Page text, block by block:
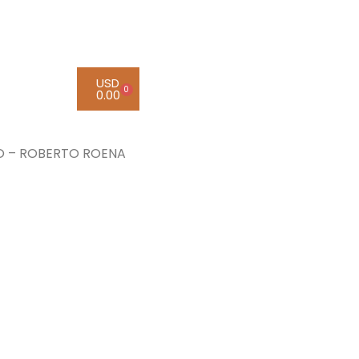
USD
0.00 0
ROBERTO ROENA